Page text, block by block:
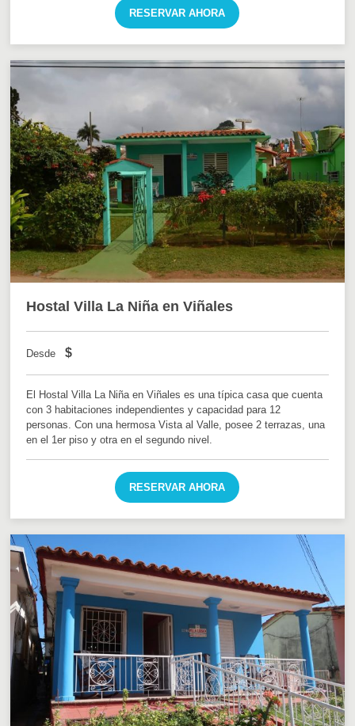
RESERVAR AHORA
Hostal Villa La Niña en Viñales
Desde $
El Hostal Villa La Niña en Viñales es una típica casa que cuenta
con 3 habitaciones independientes y capacidad para 12
personas. Con una hermosa Vista al Valle, posee 2 terrazas, una
en el 1er piso y otra en el segundo nivel.
RESERVAR AHORA